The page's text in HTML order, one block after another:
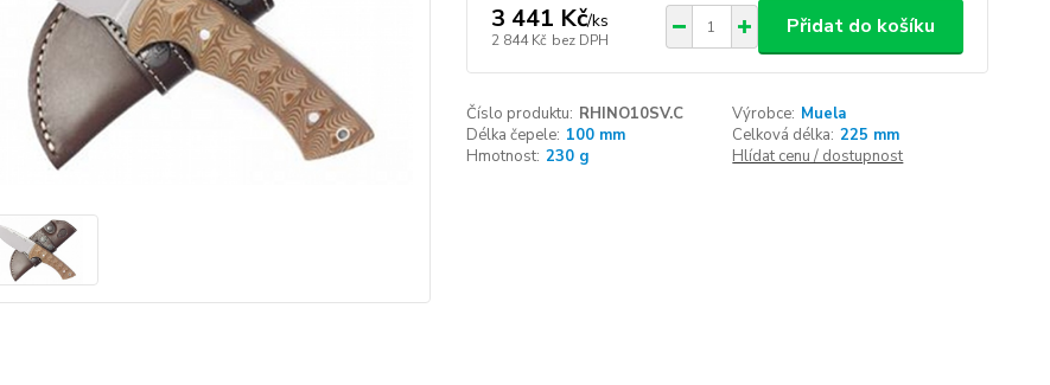
3 441 Kč/ks
2 844 Kč bez DPH
Přidat do košíku
Číslo produktu: RHINO10SV.C Výrobce: Muela
Délka čepele: 100 mm Celková délka: 225 mm
Hmotnost: 230 g Hlídat cenu / dostupnost